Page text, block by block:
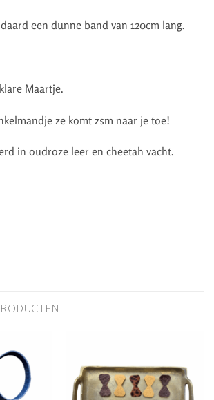
een dunne band van 120cm lang.
Maartje.
ze komt zsm naar je toe!
in oudroze leer en cheetah vacht.